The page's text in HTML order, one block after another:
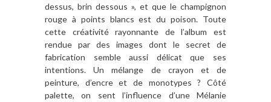
dessus, brin dessous », et que le champignon
rouge à points blancs est du poison. Toute
cette créativité rayonnante de l’album est
rendue par des images dont le secret de
fabrication semble aussi délicat que ses
intentions. Un mélange de crayon et de
peinture, d’encre et de monotypes ? Côté
palette, on sent l’influence d’une Mélanie